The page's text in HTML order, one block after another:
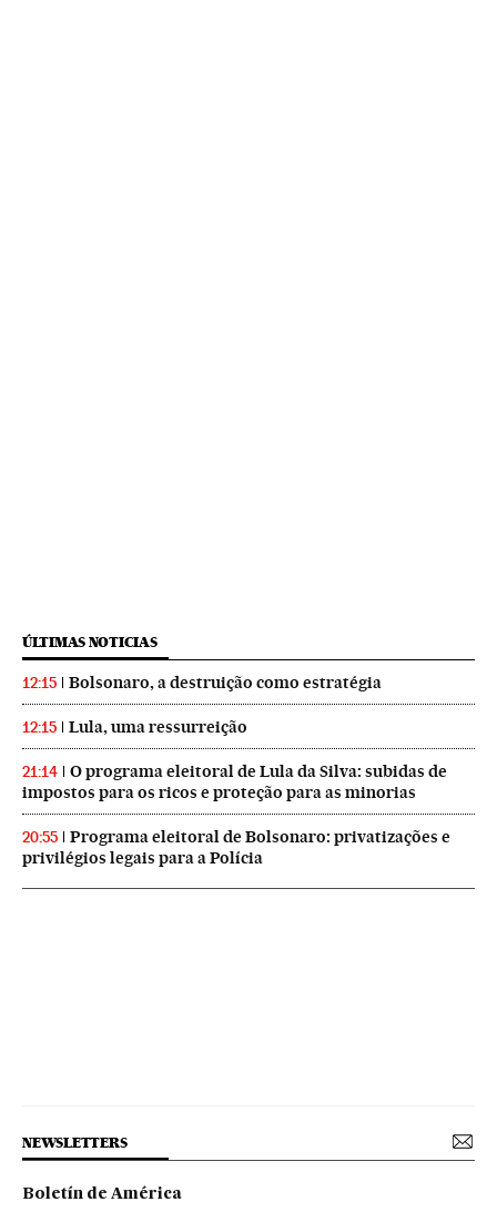
ÚLTIMAS NOTICIAS
12:15 Bolsonaro, a destruição como estratégia
12:15 Lula, uma ressurreição
21:14
O programa eleitoral de Lula da Silva: subidas de
impostos para os ricos e proteção para as minorias
20:55
Programa eleitoral de Bolsonaro: privatizações e
privilégios legais para a Polícia
NEWSLETTERS
Boletín de América